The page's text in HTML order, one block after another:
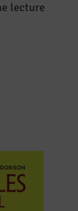
lecture